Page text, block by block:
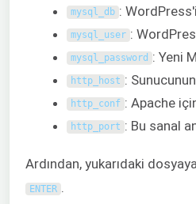
mysql_db :
mysql_user :
mysql_password : Yeni
http_host :
http_conf : Apache
http_port : Bu sanal
Ardından, yukarıdaki
ENTER .